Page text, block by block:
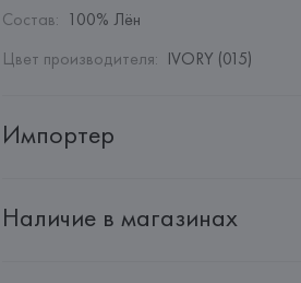
Состав: 100% Лён
Цвет производителя: IVORY (015)
Импортер
Адрес: Республика Беларусь, 220030,
Наличие в магазинах